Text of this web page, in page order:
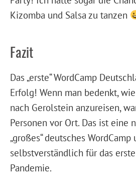
Kizomba und Salsa zu tanzen
Fazit
Das „erste“ WordCamp
Erfolg! Wenn man bedenkt,
nach Gerolstein anzureisen,
Personen vor Ort. Das ist eine
„großes“ deutsches
selbstverständlich für das
Pandemie.